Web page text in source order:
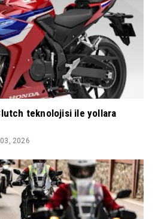
teknolojisi ile yollara
2026